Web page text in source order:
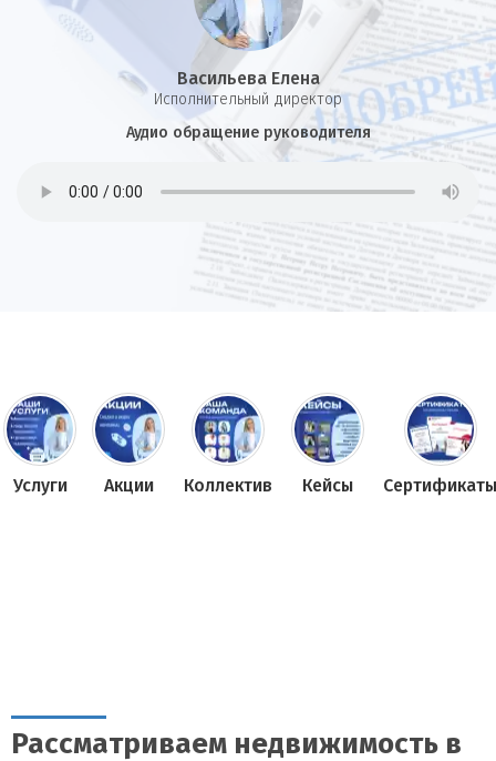
Васильева Елена
И сполнительный директор
Аудио обращение руководителя
Услуги Акции Коллектив Кейсы Сертификаты
Рассматриваем недвижимость в